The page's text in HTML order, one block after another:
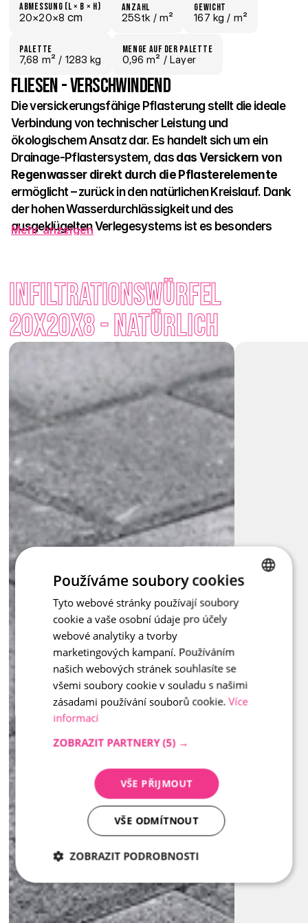
Abmessung (L × B × H)
20×20×8 cm
Anzahl
25Stk / m²
Gewicht
167 kg / m²
Palette
7,68 m² / 1283 kg
Menge auf der Palette
0,96 m² / Layer
Fliesen - verschwindend
Die versickerungsfähige Pflasterung stellt die ideale
Verbindung von technischer Leistung und
ökologischem Ansatz dar. Es handelt sich um ein
Drainage-Pflastersystem, das das Versickern von
Regenwasser direkt durch die Pflasterelemente
ermöglicht – zurück in den natürlichen Kreislauf. Dank
der hohen Wasserdurchlässigkeit und des
ausgeklügelten Verlegesystems ist es besonders
Ihr Nutzen reicht jedoch weiter – sie hilft, Wasser zurück in
den Boden zu leiten, fördert das Versickern von Regenwasser
und verringert die Belastung der Kanalisationsnetzwerke.
Langfristig trägt sie somit zum Schutz der Natur und zu einem
Lassen Sie uns der Landschaft das zurückgeben, was ihr
gehört – und helfen Sie dabei, das Wasser dort zu halten, wo
es bleiben soll.
Mehr anzeigen
Infiltrationswürfel
20x20x8 - Natürlich
CZECH
Používáme soubory cookies
Tyto webové stránky používají soubory
cookie a vaše osobní údaje pro účely
webové analytiky a tvorby
marketingových kampaní. Používáním
našich webových stránek souhlasíte se
všemi soubory cookie v souladu s našimi
zásadami používání souborů cookie. Více
informací
ZOBRAZIT PARTNERY (5) →
VŠE PŘIJMOUT
VŠE ODMÍTNOUT
ZOBRAZIT PODROBNOSTI
Nezbytně
nutné
soubory
Analytika Marketing